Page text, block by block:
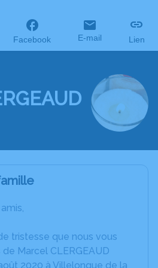
Facebook E-mail Lien
tristesse que nous vous
Marcel CLERGEAUD
2020 à Villelongue de la